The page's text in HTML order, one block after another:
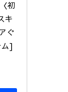
初
キ
ぐ
ム]